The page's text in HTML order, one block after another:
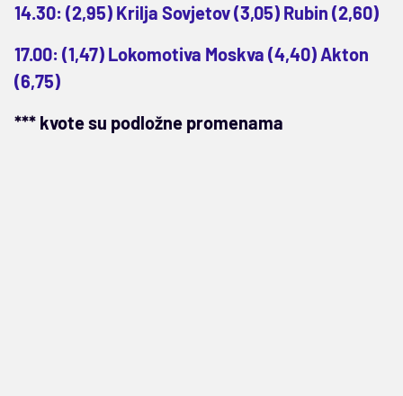
14.30: (2,95) Krilja Sovjetov (3,05) Rubin (2,60)
17.00: (1,47) Lokomotiva Moskva (4,40) Akton
(6,75)
*** kvote su podložne promenama